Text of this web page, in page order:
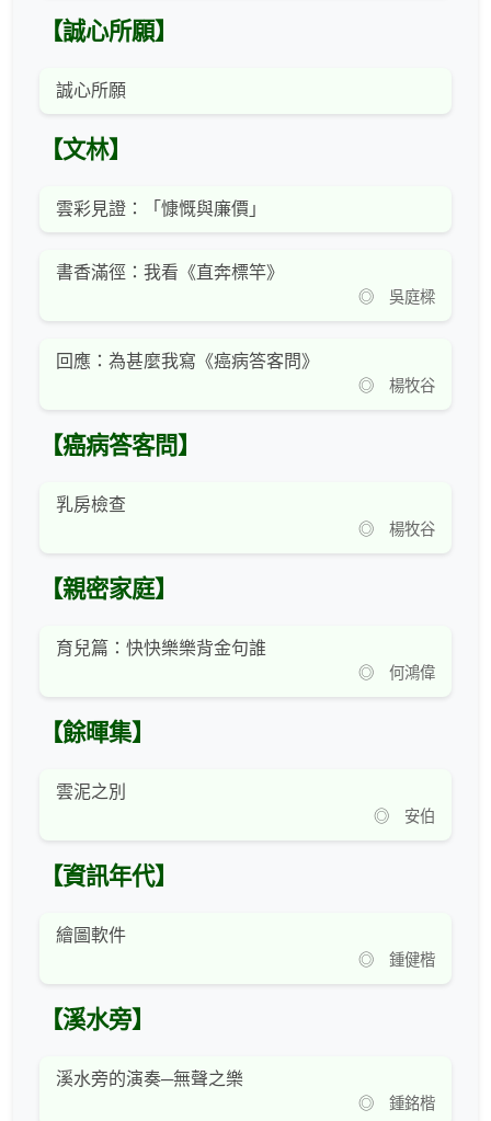
【誠心所願】
誠心所願
【文林】
雲彩見證：「慷慨與廉價」
書香滿徑：我看《直奔標竿》
◎ 吳庭樑
回應：為甚麼我寫《癌病答客問》
◎ 楊牧谷
【癌病答客問】
乳房檢查
◎ 楊牧谷
【親密家庭】
育兒篇：快快樂樂背金句誰
◎ 何鴻偉
【餘暉集】
雲泥之別
◎ 安伯
【資訊年代】
繪圖軟件
◎ 鍾健楷
【溪水旁】
溪水旁的演奏─無聲之樂
◎ 鍾銘楷